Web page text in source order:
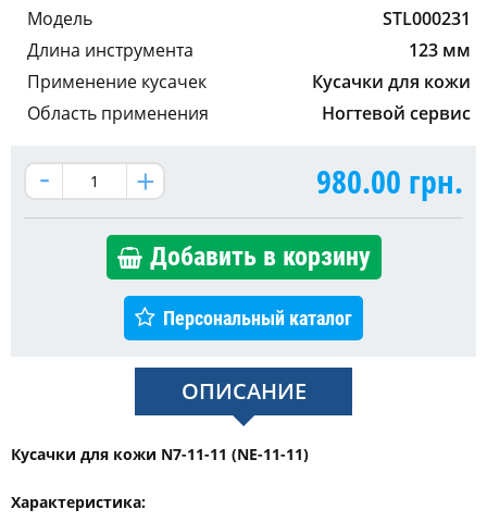
Модель
STL000231
Длина инструмента
123 мм
Применение кусачек
Кусачки для кожи
Область применения
Ногтевой сервис
980.00 грн.
Добавить в корзину
Персональный каталог
ОПИСАНИЕ
Кусачки для кожи N7-11-11 (NЕ-11-11)
Характеристика: